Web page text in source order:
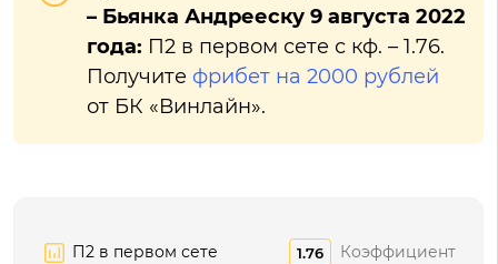
– Бьянка Андрееску 9 августа 2022
года: П2 в первом сете с кф. – 1.76.
Получите фрибет на 2000 рублей
от БК «Винлайн».
П2 в первом сете 1.76 Коэффициент